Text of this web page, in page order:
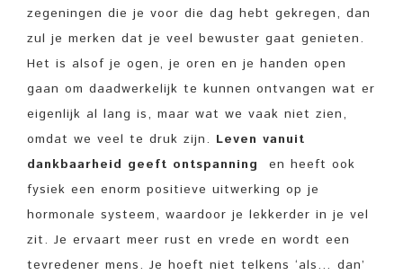
zegeningen die je voor die dag hebt gekregen, dan
zul je merken dat je veel bewuster gaat genieten.
Het is alsof je ogen, je oren en je handen open
gaan om daadwerkelijk te kunnen ontvangen wat er
eigenlijk al lang is, maar wat we vaak niet zien,
omdat we veel te druk zijn. Leven vanuit
dankbaarheid geeft ontspanning en heeft ook
fysiek een enorm positieve uitwerking op je
hormonale systeem, waardoor je lekkerder in je vel
zit. Je ervaart meer rust en vrede en wordt een
tevredener mens. Je hoeft niet telkens ‘als… dan’